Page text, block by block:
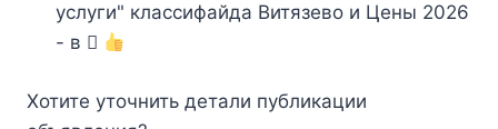
услуги" классифайда Витязево и Цены 2026
- в
Хотите уточнить детали публикации